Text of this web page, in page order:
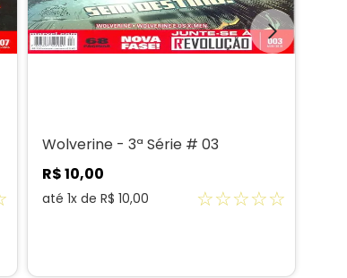
Wolverine - 3ª Série # 03
R$10,00
até 1x de R$ 10,00 ☆☆☆☆☆